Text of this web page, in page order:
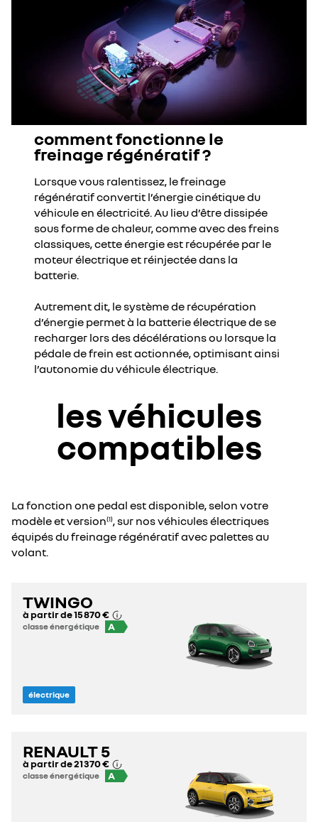
comment fonctionne le
freinage régénératif ?
Lorsque vous ralentissez, le freinage
régénératif convertit l’énergie cinétique du
véhicule en électricité. Au lieu d’être dissipée
sous forme de chaleur, comme avec des freins
classiques, cette énergie est récupérée par le
moteur électrique et réinjectée dans la
batterie.
Autrement dit, le système de récupération
d’énergie permet à la batterie électrique de se
recharger lors des décélérations ou lorsque la
pédale de frein est actionnée, optimisant ainsi
l’autonomie du véhicule électrique.
les véhicules
compatibles
La fonction one pedal est disponible, selon votre
modèle et version(1), sur nos véhicules électriques
équipés du freinage régénératif avec palettes au
volant.
TWINGO
à partir de15 870 €
classe énergétique A
électrique
RENAULT 5
à partir de21 370 €
classe énergétique A